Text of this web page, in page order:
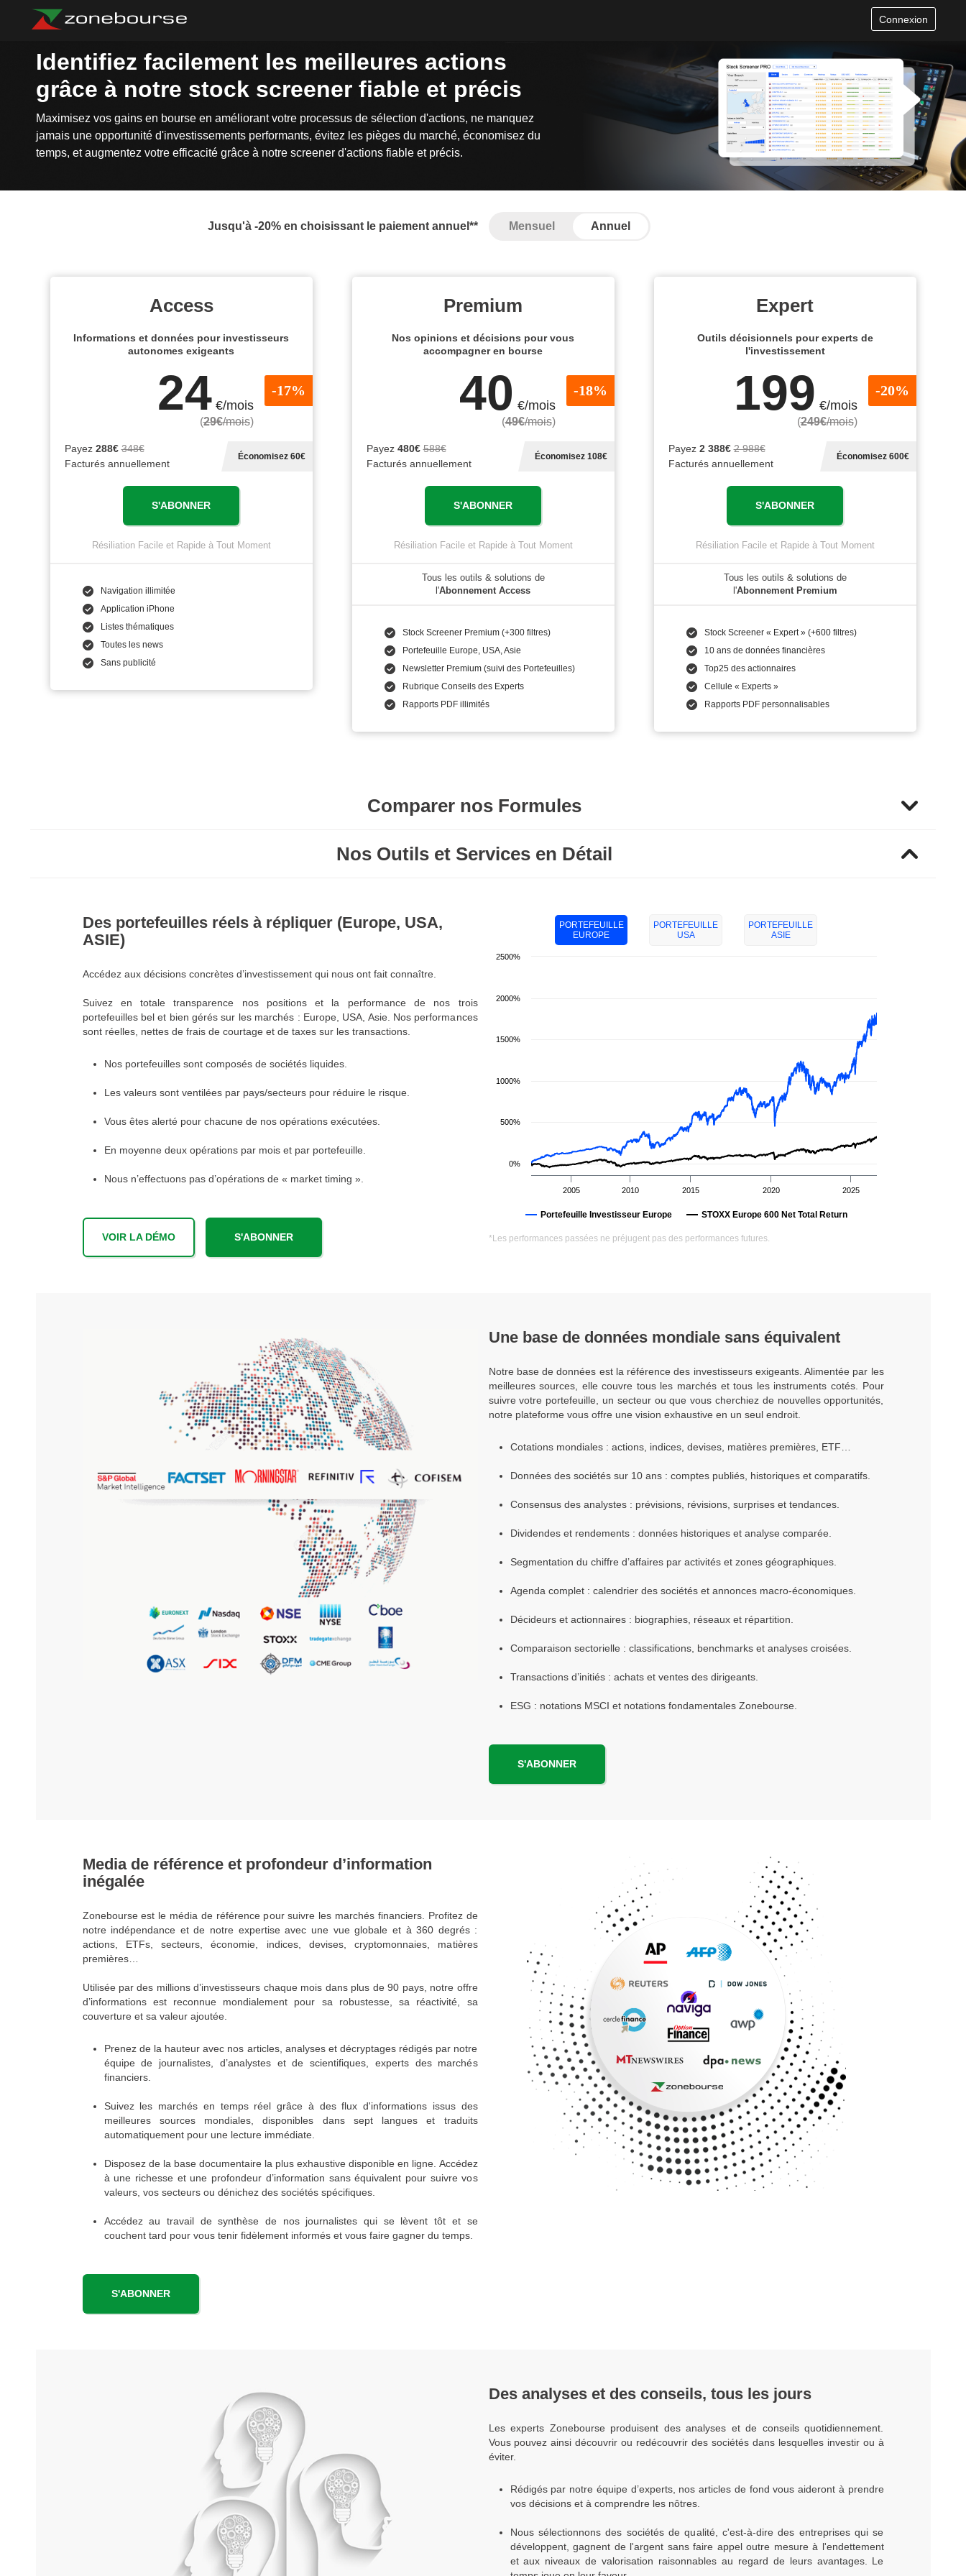
Connexion
Identifiez facilement les meilleures actions
grâce à notre stock screener fiable et précis
Maximisez vos gains en bourse en améliorant votre processus de sélection d'actions, ne manquez
jamais une opportunité d'investissements performants, évitez les pièges du marché, économisez du
temps, et augmentez votre efficacité grâce à notre screener d'actions fiable et précis.
Jusqu'à -20% en choisissant le paiement annuel** Mensuel Annuel
Access
Informations et données pour investisseurs
autonomes exigeants
24€/mois
(29€/mois)
-17%
Payez 288€ 348€
Facturés annuellement
Économisez 60€
S'ABONNER
Résiliation Facile et Rapide à Tout Moment
Navigation illimitée
Application iPhone
Listes thématiques
Toutes les news
Sans publicité
Premium
Nos opinions et décisions pour vous
accompagner en bourse
40 €/mois
(49€/mois)
-18%
Payez 480€ 588€
Facturés annuellement
Économisez 108€
S'ABONNER
Résiliation Facile et Rapide à Tout Moment
Tous les outils & solutions de
l'Abonnement Access
Stock Screener Premium (+300 filtres)
Portefeuille Europe, USA, Asie
Newsletter Premium (suivi des Portefeuilles)
Rubrique Conseils des Experts
Rapports PDF illimités
Expert
Outils décisionnels pour experts de
l'investissement
199 €/mois
(249€/mois)
-20%
Payez 2 388€ 2 988€
Facturés annuellement
Économisez 600€
S'ABONNER
Résiliation Facile et Rapide à Tout Moment
Tous les outils & solutions de
l'Abonnement Premium
Stock Screener « Expert » (+600 filtres)
10 ans de données financières
Top25 des actionnaires
Cellule « Experts »
Rapports PDF personnalisables
Comparer nos Formules
Nos Outils et Services en Détail
Des portefeuilles réels à répliquer (Europe, USA,
ASIE)
Accédez aux décisions concrètes d’investissement qui nous ont fait connaître.
Suivez en totale transparence nos positions et la performance de nos trois
portefeuilles bel et bien gérés sur les marchés : Europe, USA, Asie. Nos performances
sont réelles, nettes de frais de courtage et de taxes sur les transactions.
Nos portefeuilles sont composés de sociétés liquides.
Les valeurs sont ventilées par pays/secteurs pour réduire le risque.
Vous êtes alerté pour chacune de nos opérations exécutées.
En moyenne deux opérations par mois et par portefeuille.
Nous n’effectuons pas d’opérations de « market timing ».
VOIR LA DÉMO S'ABONNER
PORTEFEUILLE
EUROPE
PORTEFEUILLE
USA
PORTEFEUILLE
ASIE
Portefeuille Investisseur Europe STOXX Europe 600 Net Total Return
2005 2010 2015 2020 2025
0%
500%
1000%
1500%
2000%
2500%
*Les performances passées ne préjugent pas des performances futures.
Une base de données mondiale sans équivalent
Notre base de données est la référence des investisseurs exigeants. Alimentée par les
meilleures sources, elle couvre tous les marchés et tous les instruments cotés. Pour
suivre votre portefeuille, un secteur ou que vous cherchiez de nouvelles opportunités,
notre plateforme vous offre une vision exhaustive en un seul endroit.
Cotations mondiales : actions, indices, devises, matières premières, ETF…
Données des sociétés sur 10 ans : comptes publiés, historiques et comparatifs.
Consensus des analystes : prévisions, révisions, surprises et tendances.
Dividendes et rendements : données historiques et analyse comparée.
Segmentation du chiffre d’affaires par activités et zones géographiques.
Agenda complet : calendrier des sociétés et annonces macro-économiques.
Décideurs et actionnaires : biographies, réseaux et répartition.
Comparaison sectorielle : classifications, benchmarks et analyses croisées.
Transactions d’initiés : achats et ventes des dirigeants.
ESG : notations MSCI et notations fondamentales Zonebourse.
S'ABONNER
Media de référence et profondeur d’information
inégalée
Zonebourse est le média de référence pour suivre les marchés financiers. Profitez de
notre indépendance et de notre expertise avec une vue globale et à 360 degrés :
actions, ETFs, secteurs, économie, indices, devises, cryptomonnaies, matières
premières…
Utilisée par des millions d’investisseurs chaque mois dans plus de 90 pays, notre offre
d’informations est reconnue mondialement pour sa robustesse, sa réactivité, sa
couverture et sa valeur ajoutée.
Prenez de la hauteur avec nos articles, analyses et décryptages rédigés par notre
équipe de journalistes, d’analystes et de scientifiques, experts des marchés
financiers.
Suivez les marchés en temps réel grâce à des flux d'informations issus des
meilleures sources mondiales, disponibles dans sept langues et traduits
automatiquement pour une lecture immédiate.
Disposez de la base documentaire la plus exhaustive disponible en ligne. Accédez
à une richesse et une profondeur d’information sans équivalent pour suivre vos
valeurs, vos secteurs ou dénichez des sociétés spécifiques.
Accédez au travail de synthèse de nos journalistes qui se lèvent tôt et se
couchent tard pour vous tenir fidèlement informés et vous faire gagner du temps.
S'ABONNER
Des analyses et des conseils, tous les jours
Les experts Zonebourse produisent des analyses et de conseils quotidiennement.
Vous pouvez ainsi découvrir ou redécouvrir des sociétés dans lesquelles investir ou à
éviter.
Rédigés par notre équipe d’experts, nos articles de fond vous aideront à prendre
vos décisions et à comprendre les nôtres.
Nous sélectionnons des sociétés de qualité, c'est-à-dire des entreprises qui se
développent, gagnent de l'argent sans faire appel outre mesure à l'endettement
et aux niveaux de valorisation raisonnables au regard de leurs avantages. Le